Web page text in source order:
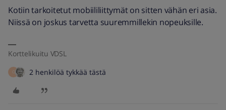
Kotiin tarkoitetut mobiililiittymät on sitten vähän eri asia.
Niissä on joskus tarvetta suuremmillekin nopeuksille.
Korttelikuitu VDSL
O 2 henkilöä tykkää tästä